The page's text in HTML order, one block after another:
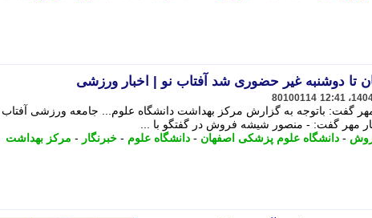
تا دوشنبه غیر حضوری شد آفتاب نو | اخبار ورزشی
80100114
گفت: باتوجه به گزارش مرکز بهداشت دانشگاه علوم... جامعه ورزشی آفتاب
مهر گفت: - منصور شیشه فروش در گفتگو با ...
- دانشگاه علوم پزشکی اصفهان - دانشگاه علوم - خبرنگار - مرکز بهداشت